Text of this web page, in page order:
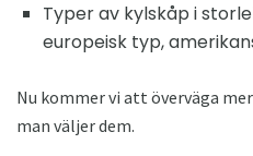
Typer av kylskåp i
europeisk typ,
Nu kommer vi att överväga
man väljer dem.